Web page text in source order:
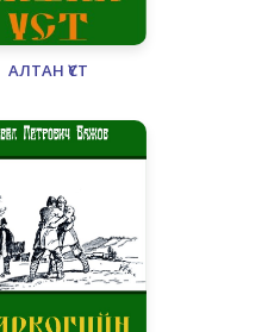
АЛТАН ҮСТ